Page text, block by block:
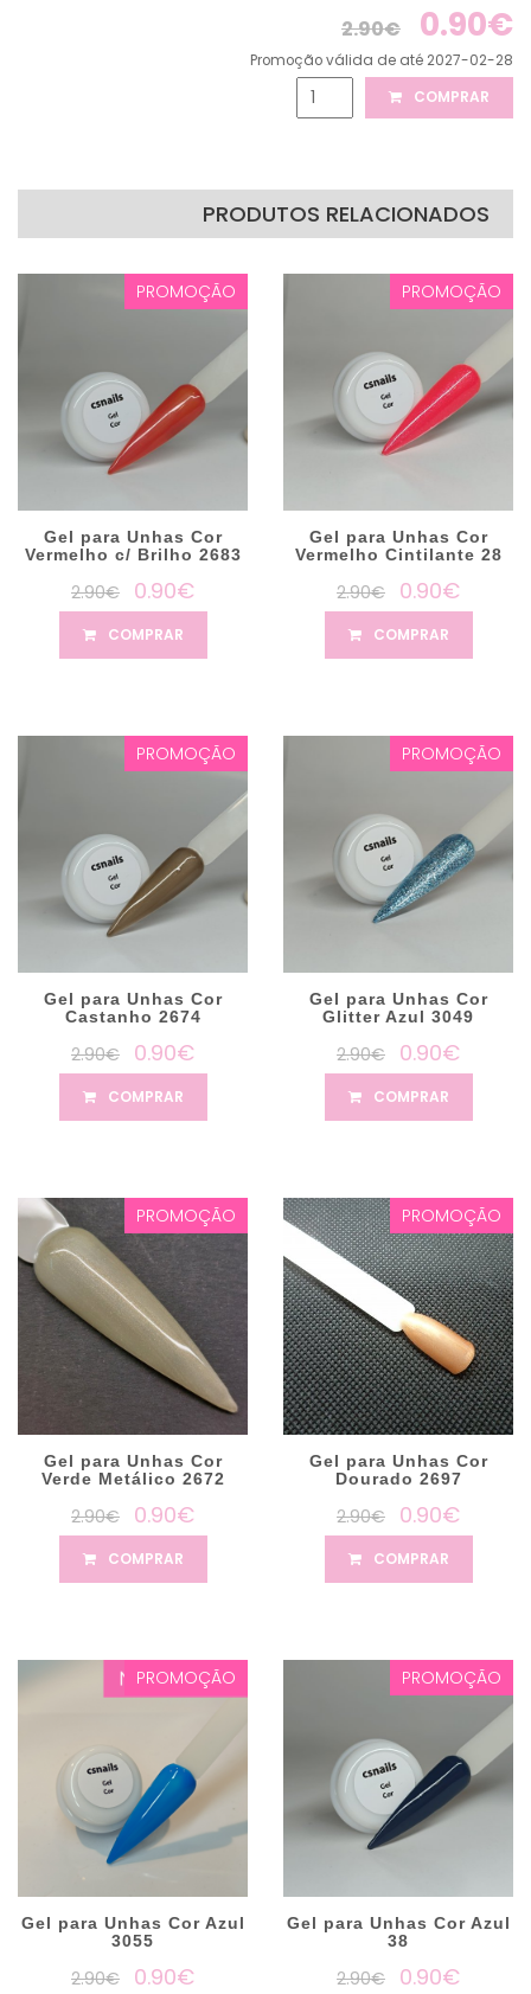
2.90€ 0.90€
Promoção válida de até 2027-02-28
COMPRAR
PRODUTOS RELACIONADOS
PROMOÇÃO
Gel para Unhas Cor
Vermelho c/ Brilho 2683
2.90€ 0.90€
COMPRAR
PROMOÇÃO
Gel para Unhas Cor
Vermelho Cintilante 28
2.90€ 0.90€
COMPRAR
PROMOÇÃO
Gel para Unhas Cor
Castanho 2674
2.90€ 0.90€
COMPRAR
PROMOÇÃO
Gel para Unhas Cor
Glitter Azul 3049
2.90€ 0.90€
COMPRAR
PROMOÇÃO
Gel para Unhas Cor
Verde Metálico 2672
2.90€ 0.90€
COMPRAR
PROMOÇÃO
Gel para Unhas Cor
Dourado 2697
2.90€ 0.90€
COMPRAR
PROMOÇÃO
Gel para Unhas Cor Azul
3055
2.90€ 0.90€
PROMOÇÃO
Gel para Unhas Cor Azul
38
2.90€ 0.90€